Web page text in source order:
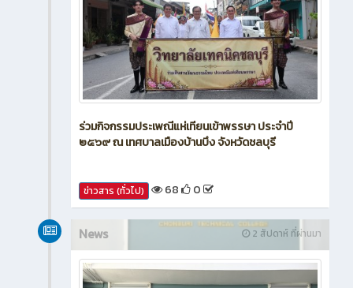
ร่วมกิจกรรมประเพณีแห่เทียนเข้าพรรษา ประจำปี
๒๕๖๙ ณ เทศบาลเมืองบ้านบึง จังหวัดชลบุรี
ข่าวสาร (ทั่วไป) 68 0
2 สัปดาห์ ที่ผ่านมา
News